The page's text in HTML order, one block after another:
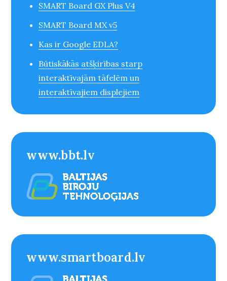
SMART Board GX Plus V4
SMART Board MX v5
Kas ir Google EDLA?
Būtiskākās atšķirības starp
interaktīvajām tāfelēm un
interaktīvajiem displejiem
www.bbt.lv
www.smartboard.lv